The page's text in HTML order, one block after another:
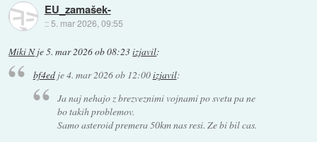
EU_zamašek-
:: 5. mar 2026, 09:55
Miki Nje5. mar 2026 ob 08:23izjavil:
bf4edje4. mar 2026 ob 12:00izjavil:
Ja naj nehajo z brezveznimi vojnami po svetu pa ne
bo takih problemov.
Samo asteroid premera 50km nas resi. Ze bi bil cas.